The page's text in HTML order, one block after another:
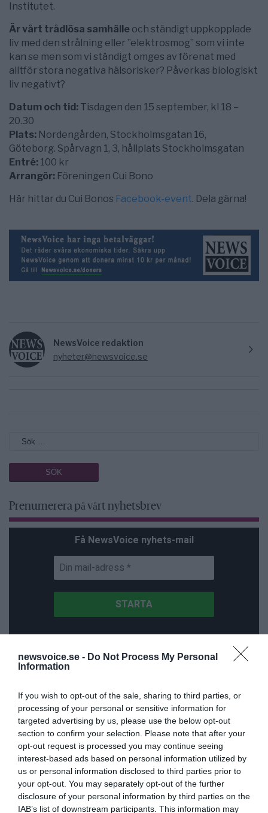
newsvoice.se - Do Not Process My Personal
Information
If you wish to opt-out of the sale, sharing to third parties, or
processing of your personal or sensitive information for
targeted advertising by us, please use the below opt-out
section to confirm your selection. Please note that after your
opt-out request is processed you may continue seeing
interest-based ads based on personal information utilized by
us or personal information disclosed to third parties prior to
your opt-out. You may separately opt-out of the further
disclosure of your personal information by third parties on the
IAB’s list of downstream participants. This information may
Institutet.
Är vårt trådlösa samhälle och ständigt uppkopplade
liv med den strålning eller ”elektrosmog” som vi inte
kan se men som vi ständigt omges av förenat med
alltför stora negativa hälsorisker? Påverkas biologiskt
liv negativt?
Datum och tid: Tisdagen den 15 september, kl 18 –
20.30
Plats: Nordengården, Stockholmsgatan 16,
Göteborg. Spårvagn 1, 3, hållplats Stockholmsgatan
Entré: 100 kr
Arrangör: Föreningen Cui Bono
Här hittar du Cui Bonos Facebook-event. Dela gärna!
NewsVoice redaktion
nyheter@newsvoice.se
Prenumerera på vårt nyhetsbrev
Få NewsVoice nyhets-mail
ANNONSER